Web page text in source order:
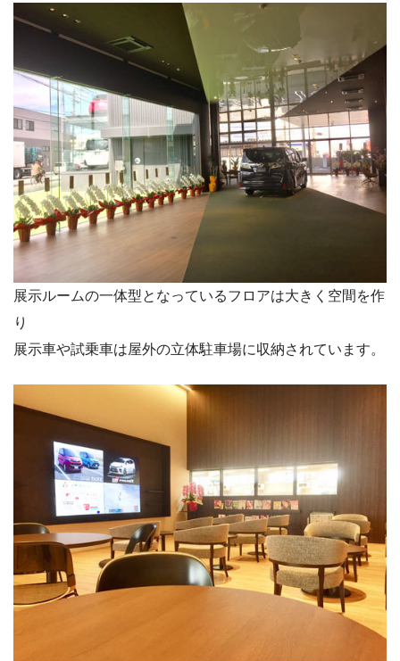
展示ルームの一体型となっているフロアは大きく空間を作
り
展示車や試乗車は屋外の立体駐車場に収納されています。